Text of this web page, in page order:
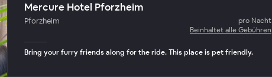
Mercure Hotel Pforzheim
Pforzheim
pro Nacht
Beinhaltet alle Gebühren
Bring your furry friends along for the ride. This place is pet friendly.